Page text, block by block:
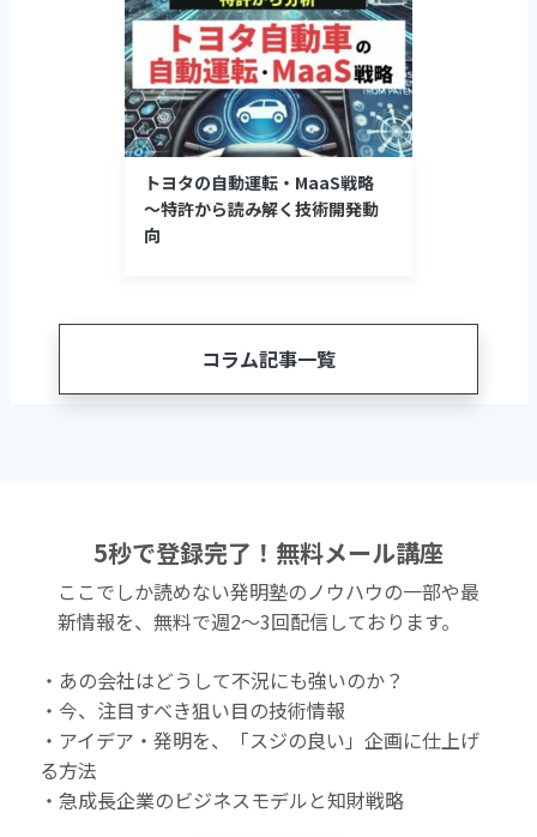
トヨタの自動運転・MaaS戦略
～特許から読み解く技術開発動
向
コラム記事一覧
5秒で登録完了！無料メール講座
ここでしか読めない発明塾のノウハウの一部や最
新情報を、無料で週2〜3回配信しております。
・あの会社はどうして不況にも強いのか？
・今、注目すべき狙い目の技術情報
・アイデア・発明を、「スジの良い」企画に仕上げ
る方法
・急成長企業のビジネスモデルと知財戦略